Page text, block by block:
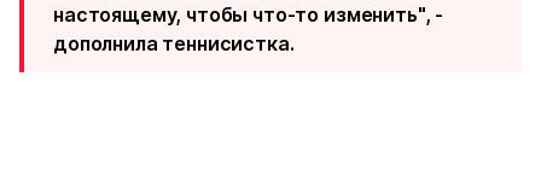
настоящему, чтобы что-то изменить", -
дополнила теннисистка.